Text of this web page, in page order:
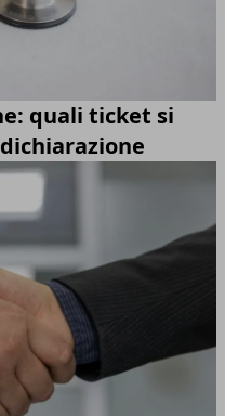
quali ticket si